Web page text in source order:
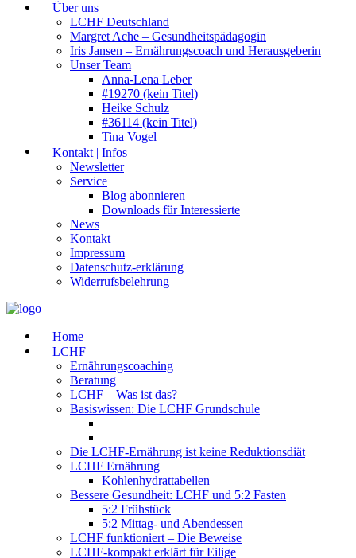
Über uns
LCHF Deutschland
Margret Ache – Gesundheitspädagogin
Iris Jansen – Ernährungscoach und Herausgeberin
Unser Team
Anna-Lena Leber
#19270 (kein Titel)
Heike Schulz
#36114 (kein Titel)
Tina Vogel
Kontakt | Infos
Newsletter
Service
Blog abonnieren
Downloads für Interessierte
News
Kontakt
Impressum
Datenschutz-erklärung
Widerrufsbelehrung
Home
LCHF
Ernährungscoaching
Beratung
LCHF – Was ist das?
Basiswissen: Die LCHF Grundschule
Die LCHF-Ernährung ist keine Reduktionsdiät
LCHF Ernährung
Kohlenhydrattabellen
Bessere Gesundheit: LCHF und 5:2 Fasten
5:2 Frühstück
5:2 Mittag- und Abendessen
LCHF funktioniert – Die Beweise
LCHF-kompakt erklärt für Eilige